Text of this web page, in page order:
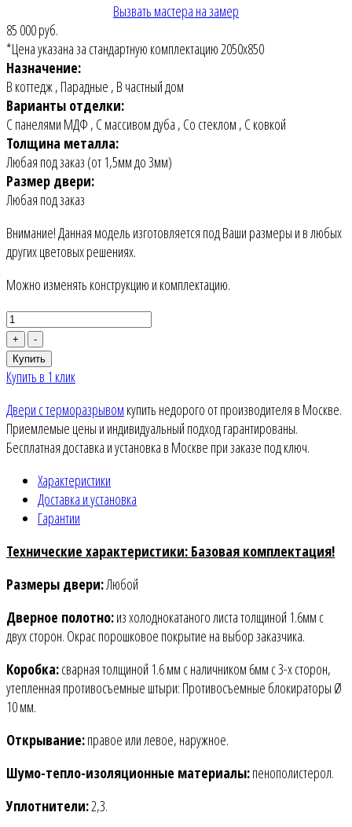
Вызвать мастера на замер
85 000 руб.
*Цена указана за стандартную комплектацию 2050х850
Назначение:
В коттедж, Парадные , В частный дом
Варианты отделки:
С панелями МДФ , С массивом дуба , Со стеклом , С ковкой
Толщина металла:
Любая под заказ (от 1,5мм до 3мм)
Размер двери:
Любая под заказ
Внимание! Данная модель изготовляется под Ваши размеры и в любых
других цветовых решениях.
Можно изменять конструкцию и комплектацию.
+
-
Купить
Купить в 1 клик
Двери с терморазрывом купить недорого от производителя в Москве.
Приемлемые цены и индивидуальный подход гарантированы.
Бесплатная доставка и установка в Москве при заказе под ключ.
Характеристики
Доставка и установка
Гарантии
Технические характеристики: Базовая комплектация!
Размеры двери:Любой
Дверное полотно:из холоднокатаного листа толщиной 1.6мм c
двух сторон. Окрас порошковое покрытие на выбор заказчика.
Коробка:сварная толщиной 1.6 мм с наличником 6мм с 3-х сторон,
утепленная противосъемные штыри: Противосъемные блокираторы Ø
10 мм.
Открывание:правое или левое, наружное.
Шумо-тепло-изоляционные материалы:пенополистерол.
Уплотнители:2,3.